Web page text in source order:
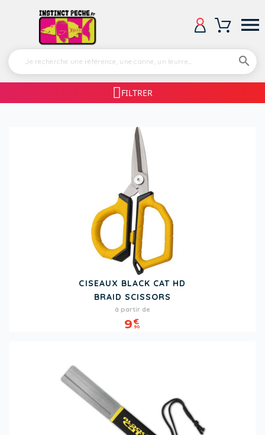


FILTRER
CISEAUX BLACK CAT HD
BRAID SCISSORS
Prix
à partir de
9€
90